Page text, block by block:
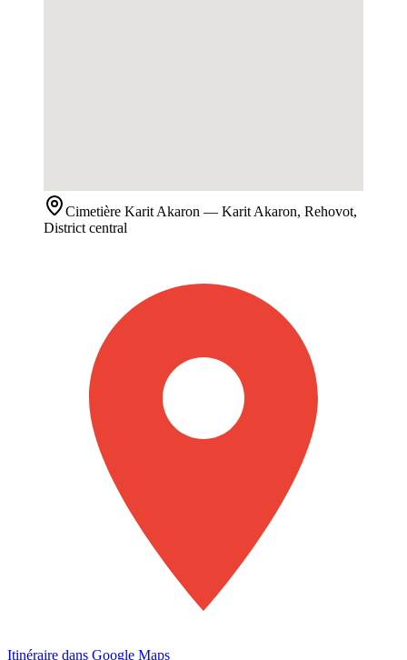
Cimetière Karit Akaron — Karit Akaron, Rehovot,
District central
Itinéraire dans Google Maps